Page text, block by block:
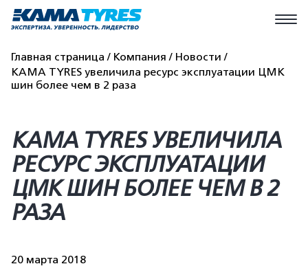
Главная страница Компания
Новости
KAMA TYRES увеличила ресурс эксплуатации ЦМК
шин более чем в 2 раза
KAMA TYRES УВЕЛИЧИЛА
РЕСУРС ЭКСПЛУАТАЦИИ
ЦМК ШИН БОЛЕЕ ЧЕМ В 2
РАЗА
20 марта 2018